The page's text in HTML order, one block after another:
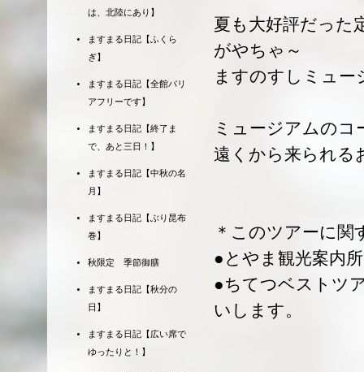
夏も大好評だった
がやちゃ～
ますのすしミュー
ミュージアムのコ
遠くから来られる
＊このツアーに関
●とやま観光案内
●ちてつベストツ
いします。
は、北陸にあり】
ますまる日記【ふくら
ぎ】
ますまる日記【全館バリ
アフリーです】
ますまる日記【終了ま
で、あと三日！】
ますまる日記【中秋の名
月】
ますまる日記【ぶり昆布
巻】
秋限定 季節御膳
ますまる日記【秋分の
日】
ますまる日記【広い席で
ゆったりと！】